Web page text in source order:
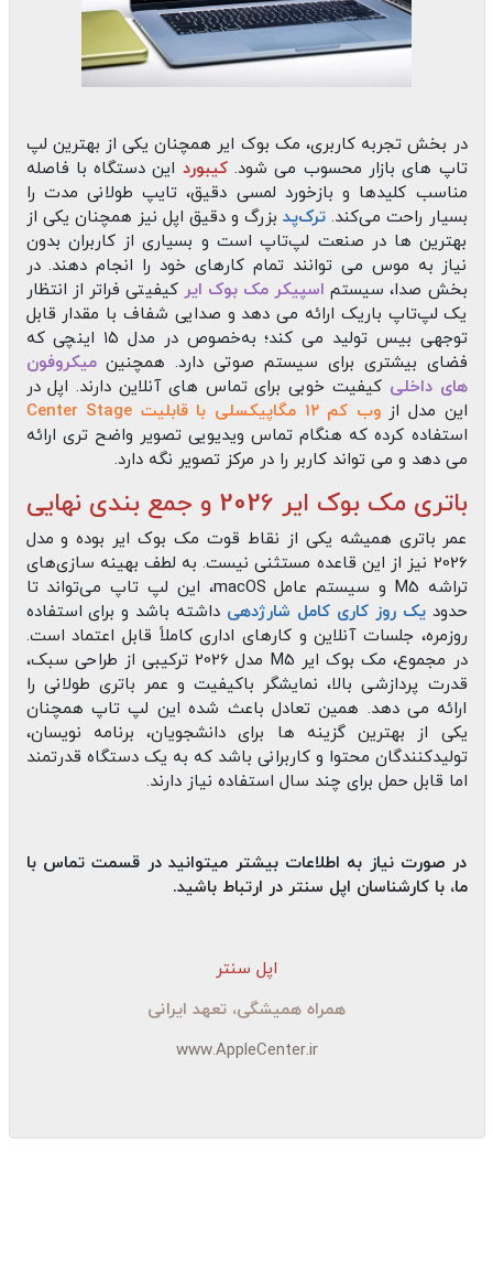
در بخش تجربه کاربری، مک‌ بوک ایر همچنان یکی از بهترین لپ‌
تاپ‌ های بازار محسوب می‌ شود.کیبورد این دستگاه با فاصله
مناسب کلیدها و بازخورد لمسی دقیق، تایپ طولانی‌ مدت را
بسیار راحت می‌کند. ترک‌پدبزرگ و دقیق اپل نیز همچنان یکی از
بهترین‌ ها در صنعت لپ‌تاپ است و بسیاری از کاربران بدون
نیاز به موس می‌ توانند تمام کارهای خود را انجام دهند. در
بخش صدا، سیستم اسپیکر مک‌ بوک ایر کیفیتی فراتر از انتظار
یک لپ‌تاپ باریک ارائه می‌ دهد و صدایی شفاف با مقدار قابل
توجهی بیس تولید می‌ کند؛ به‌خصوص در مدل ۱۵ اینچی که
فضای بیشتری برای سیستم صوتی دارد. همچنینمیکروفون‌
های داخلی کیفیت خوبی برای تماس‌ های آنلاین دارند. اپل در
این مدل ازوب‌ کم ۱۲ مگاپیکسلی با قابلیت Center Stage
استفاده کرده که هنگام تماس ویدیویی تصویر واضح‌ تری ارائه
می‌ دهد و می‌ تواند کاربر را در مرکز تصویر نگه دارد.
باتری مک بوک ایر 2026 و جمع‌ بندی نهایی
عمر باتری همیشه یکی از نقاط قوت مک‌ بوک ایر بوده و مدل
2026 نیز از این قاعده مستثنی نیست. به لطف بهینه‌ سازی‌های
تراشه M5 و سیستم‌ عامل macOS، این لپ‌ تاپ می‌تواند تا
حدودیک روز کاری کامل شارژدهی داشته باشد و برای استفاده
روزمره، جلسات آنلاین و کارهای اداری کاملاً قابل اعتماد است.
در مجموع، مک‌ بوک ایر M5 مدل 2026 ترکیبی از طراحی سبک،
قدرت پردازشی بالا، نمایشگر باکیفیت و عمر باتری طولانی را
ارائه می‌ دهد. همین تعادل باعث شده این لپ‌ تاپ همچنان
یکی از بهترین گزینه‌ ها برای دانشجویان، برنامه‌ نویسان،
تولیدکنندگان محتوا و کاربرانی باشد که به یک دستگاه قدرتمند
اما قابل حمل برای چند سال استفاده نیاز دارند.
در صورت نیاز به اطلاعات بیشتر میتوانید در قسمت تماس با
ما، با کارشناسان اپل سنتر در ارتباط باشید.
اپل سنتر
همراه همیشگی، تعهد ایرانی
www.AppleCenter.ir